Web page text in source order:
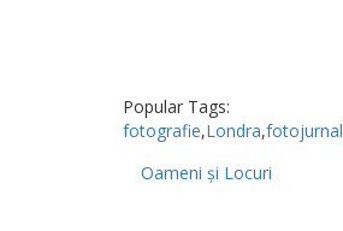
Popular Tags:
fotografie,Londra,fotojurnal
Oameni și Locuri